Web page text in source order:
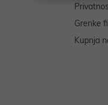
Grenke
Kupnja